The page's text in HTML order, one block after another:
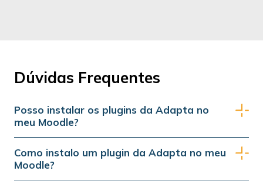
Dúvidas Frequentes
Posso instalar os plugins da Adapta no
meu Moodle?
Como instalo um plugin da Adapta no meu
Moodle?